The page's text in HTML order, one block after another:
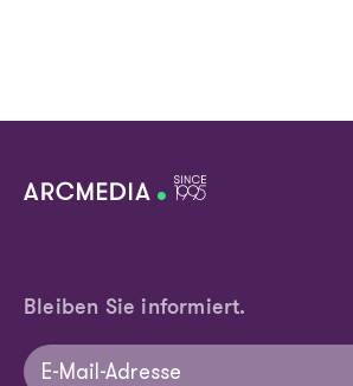
Bleiben Sie informiert.